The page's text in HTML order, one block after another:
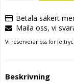
Betala säkert
Maila oss, vi
Vi reserverar oss för
Beskrivning